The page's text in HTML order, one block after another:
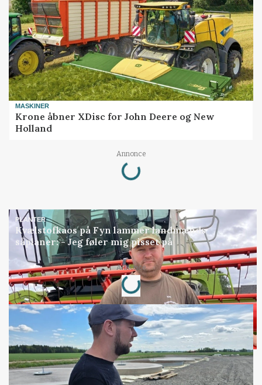
MASKINER
Krone åbner XDisc for John Deere og New
Holland
Annonce
Loading...
PLANTER
Kvælstofkaos på Fyn lammer landmænds
såplaner: - Jeg føler mig pisset på
Annonce
Loading...